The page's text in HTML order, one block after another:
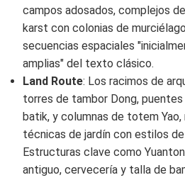
campos adosados, complejos
karst con colonias de
secuencias espaciales
amplias" del texto clásico.
Land Route: Los racimos de
torres de tambor Dong,
batik, y columnas de totem Yao,
técnicas de jardín con estilos de
Estructuras clave como
antiguo, cervecería y talla de